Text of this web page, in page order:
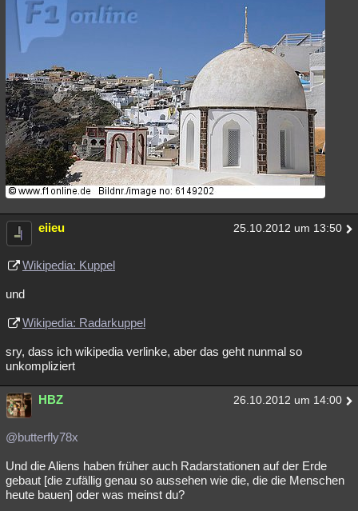
eiieu 25.10.2012 um 13:50
Wikipedia: Kuppel
und
Wikipedia: Radarkuppel
sry, dass ich wikipedia verlinke, aber das geht nunmal so
unkompliziert
HBZ 26.10.2012 um 14:00
@butterfly78x
Und die Aliens haben früher auch Radarstationen auf der Erde
gebaut [die zufällig genau so aussehen wie die, die die Menschen
heute bauen] oder was meinst du?